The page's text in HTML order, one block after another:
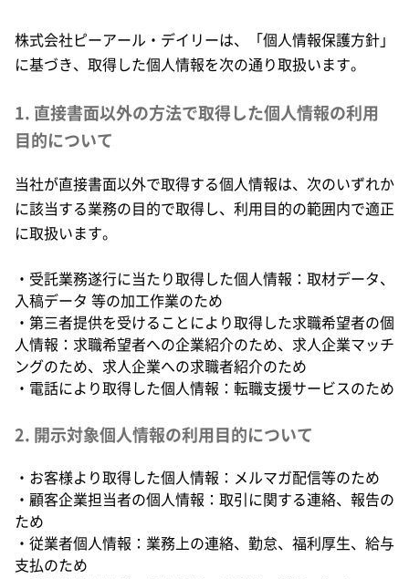
株式会社ピーアール・デイリーは、「個人情報保護方針」
に基づき、取得した個人情報を次の通り取扱います。
1. 直接書面以外の方法で取得した個人情報の利用
目的について
当社が直接書面以外で取得する個人情報は、次のいずれか
に該当する業務の目的で取得し、利用目的の範囲内で適正
に取扱います。
・受託業務遂行に当たり取得した個人情報：取材データ、
入稿データ 等の加工作業のため
・第三者提供を受けることにより取得した求職希望者の個
人情報：求職希望者への企業紹介のため、求人企業マッチ
ングのため、求人企業への求職者紹介のため
・電話により取得した個人情報：転職支援サービスのため
2. 開示対象個人情報の利用目的について
・お客様より取得した個人情報：メルマガ配信等のため
・顧客企業担当者の個人情報：取引に関する連絡、報告の
ため
・従業者個人情報：業務上の連絡、勤怠、福利厚生、給与
支払のため